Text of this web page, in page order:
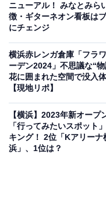
「六角家」をオープ
とから店名にしたそう
ニューアル！ みなとみら
徴・ギターネオン看板は
にチェンジ
横浜赤レンガ倉庫「フラ
ーデン2024」不思議な“物
花に囲まれた空間で没入
【現地リポ】
【横浜】2023年新オープ
「行ってみたいスポット
キング！ 2位「Kアリーナ
浜」、1位は？